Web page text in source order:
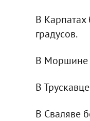
В Карпатах
градусов.
В Моршине
В
В Сваляве